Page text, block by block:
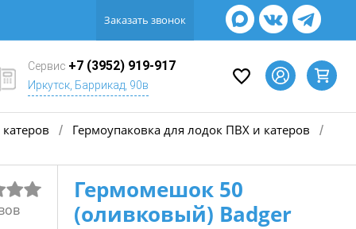
Заказать звонок
Сервис +7 (3952) 919-917
Иркутск, Баррикад, 90в
/ Гермоупаковка для лодок ПВХ и катеров /
Гермомешок 50
(оливковый) Badger